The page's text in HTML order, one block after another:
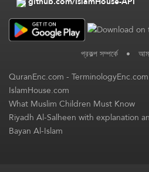
প্রকল্প সম্পর্কে •
QuranEnc.com-TerminologyEnc.com
IslamHouse.com
What Muslim Children Must Know
Riyadh Al-Salheen with explanation
Bayan Al-Islam